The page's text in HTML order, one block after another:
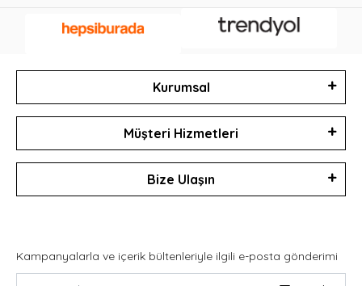
Kurumsal
Müşteri Hizmetleri
Bize Ulaşın
Kampanyalarla ve içerik bültenleriyle ilgili e-posta gönderimi